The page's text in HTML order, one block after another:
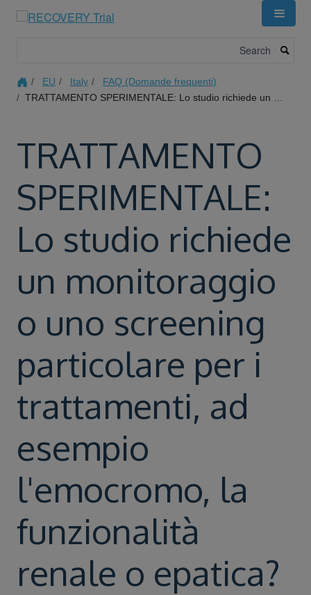
Skip
EU Italy
FAQ (Domande frequenti)
TRATTAMENTO SPERIMENTALE: Lo studio richiede un monitoraggio o uno screening particolare per i trattamenti, ad esempio l'emocromo, la funzionalità renale o epatica?
TRATTAMENTO
SPERIMENTALE:
Lo studio richiede
un monitoraggio
o uno screening
particolare per i
trattamenti, ad
esempio
l'emocromo, la
funzionalità
renale o epatica?